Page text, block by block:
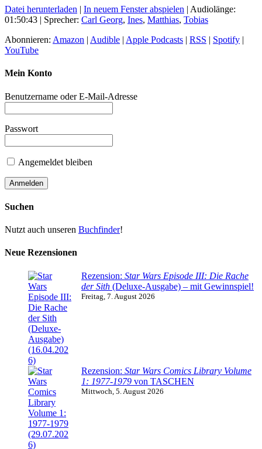
Datei herunterladen | In neuem Fenster abspielen | Audiolänge:
01:50:43 | Sprecher: Carl Georg, Ines, Matthias, Tobias
Abonnieren: Amazon | Audible | Apple Podcasts | RSS | Spotify |
YouTube
Mein Konto
Benutzername oder E-Mail-Adresse
Passwort
Angemeldet bleiben
Suchen
Nutzt auch unseren Buchfinder!
Neue Rezensionen
Rezension: Star Wars Episode III: Die Rache
der Sith (Deluxe-Ausgabe) – mit Gewinnspiel!
Freitag, 7. August 2026
Rezension: Star Wars Comics Library Volume
1: 1977-1979 von TASCHEN
Mittwoch, 5. August 2026